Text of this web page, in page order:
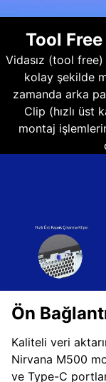
Tool
Vidasız (tool free)
kolay şekilde
zamanda arka
Clip (hızlı üst
montaj
Ön
Kaliteli veri
Nirvana M500
ve Type-C